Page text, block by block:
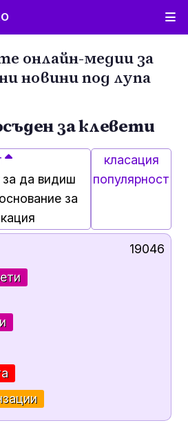
онлайн-медии за
новини под лупа
за клевети
за да видиш
за
класация
популярност
19046